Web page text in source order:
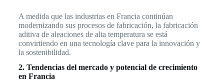
A medida que las industrias en Francia continúan
modernizando sus procesos de fabricación, la fabricación
aditiva de aleaciones de alta temperatura se está
convirtiendo en una tecnología clave para la innovación y
la sostenibilidad.
2. Tendencias del mercado y potencial de crecimiento
en Francia